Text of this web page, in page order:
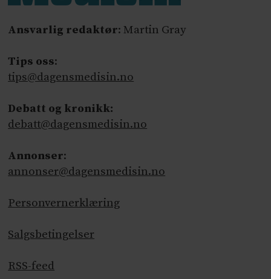
Ansvarlig redaktør: Martin Gray
Tips oss:
tips@dagensmedisin.no
Debatt og kronikk:
debatt@dagensmedisin.no
Annonser:
annonser@dagensmedisin.no
Personvernerklæring
Salgsbetingelser
RSS-feed